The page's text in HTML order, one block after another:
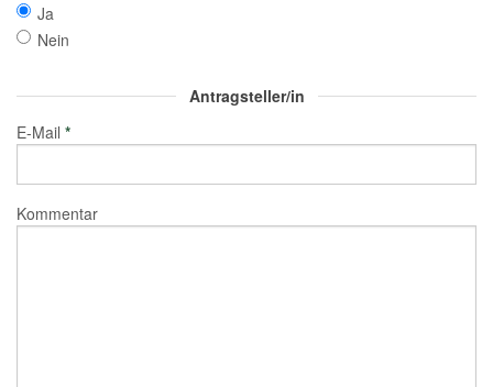
Ja
Nein
Antragsteller/in
E-Mail *
Kommentar